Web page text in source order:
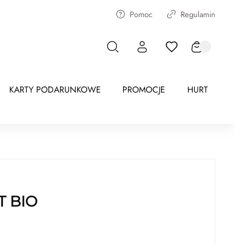
Pomoc Regulamin
KARTY PODARUNKOWE PROMOCJE HURT
BIO